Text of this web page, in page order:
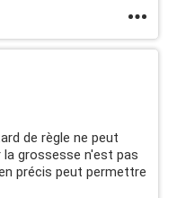
de règle ne peut
grossesse n'est pas
précis peut permettre